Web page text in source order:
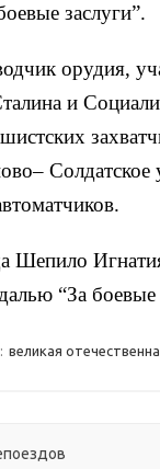
заслуги”.
орудия,
и
–
Шепило
“За боевые
великая